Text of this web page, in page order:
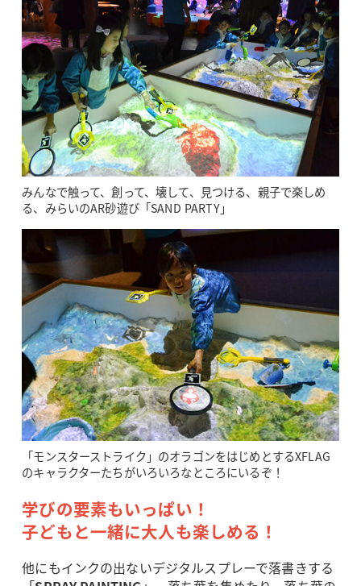
みんなで触って、創って、壊して、見つける、親子で楽しめ
る、みらいのAR砂遊び「SAND PARTY」
「モンスターストライク」のオラゴンをはじめとするXFLAG
のキャラクターたちがいろいろなところにいるぞ！
学びの要素もいっぱい！
子どもと一緒に大人も楽しめる！
他にもインクの出ないデジタルスプレーで落書きする